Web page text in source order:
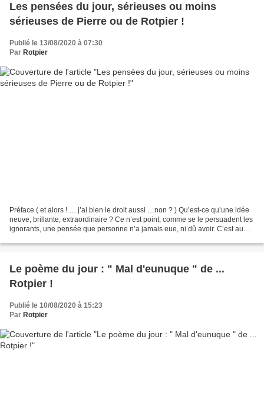
Les pensées du jour, sérieuses ou moins
sérieuses de Pierre ou de Rotpier !
Publié le 13/08/2020 à 07:30
Par Rotpier
Préface ( et alors ! … j’ai bien le droit aussi …non ? ) Qu’est-ce qu’une idée
neuve, brillante, extraordinaire ? Ce n’est point, comme se le persuadent les
ignorants, une pensée que personne n’a jamais eue, ni dû avoir. C’est au
Le poème du jour : " Mal d'eunuque " de ...
Rotpier !
Publié le 10/08/2020 à 15:23
Par Rotpier